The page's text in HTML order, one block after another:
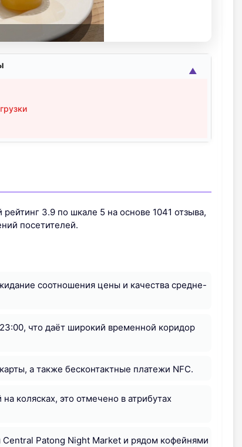
▲
3.9 по шкале 5 на основе 1041 отзыва,
посетителей.
соотношения цены и качества средне-
что даёт широкий временной коридор
а также бесконтактные платежи NFC.
колясках, это отмечено в атрибутах
Patong Night Market и рядом кофейнями